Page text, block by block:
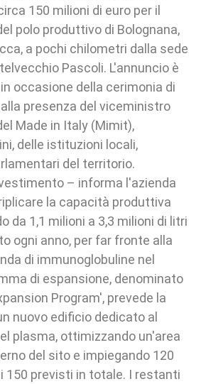
150 milioni di euro per il
polo produttivo di Bolognana,
a pochi chilometri dalla sede
Pascoli. L'annuncio è
occasione della cerimonia di
presenza del viceministro
Made in Italy (Mimit),
delle istituzioni locali,
del territorio.
– informa l'azienda
la capacità produttiva
da 1,1 milioni a 3,3 milioni di litri
ogni anno, per far fronte alla
di immunoglobuline nel
di espansione, denominato
Program', prevede la
nuovo edificio dedicato al
plasma, ottimizzando un'area
del sito e impiegando 120
150 previsti in totale. I restanti